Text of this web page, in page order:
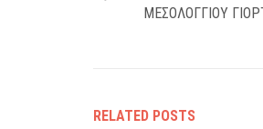
ΜΕΣΟΛΟΓΓΙΟΥ
RELATED POSTS